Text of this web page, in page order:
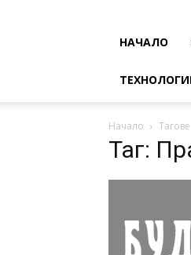
НАЧАЛО
Начало Тагове
Таг: